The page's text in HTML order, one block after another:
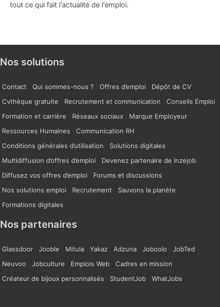
tout ce qui fait l'actualité de l'emploi.
Nos solutions
Contact Qui sommes-nous ? Offres d’emploi
Dépôt de CV
Cvthèque gratuite
Recrutement et communication
Conseils Emploi
Formation et carrière
Réseaux sociaux
Marque Employeur
Ressources Humaines
Communication RH
Conditions générales d’utilisation
Solutions digitales
Multidiffusion d’offres d’emploi
Devenez partenaire de Inzejob
Diffusez vos offres d’emploi
Forums et discussions
Nos solutions emploi
Recrutement
Sauvons la planète
Formations digitales
Nos partenaires
Glassdoor Jooble Mitula Yakaz Adzuna Joboolo
JobTed
Neuvoo
Jobculture Emplois Web
Cadres en mission
Créateur de bijoux personnalisés
StudentJob WhatJobs